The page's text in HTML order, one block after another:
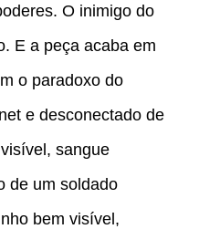
O inimigo do
E a peça acaba em
o paradoxo do
e desconectado de
sangue
de um soldado
bem visível,